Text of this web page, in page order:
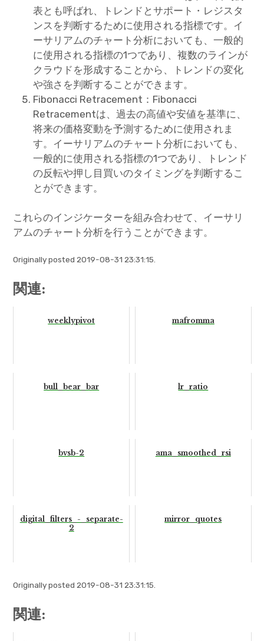
表とも呼ばれ、トレンドとサポート・レジスタ
ンスを判断するために使用される指標です。イ
ーサリアムのチャート分析においても、一般的
に使用される指標の1つであり、複数のラインが
クラウドを形成することから、トレンドの変化
や強さを判断することができます。
Fibonacci Retracement：Fibonacci
Retracementは、過去の高値や安値を基準に、
将来の価格変動を予測するために使用されま
す。イーサリアムのチャート分析においても、
一般的に使用される指標の1つであり、トレンド
の反転や押し目買いのタイミングを判断するこ
とができます。
これらのインジケーターを組み合わせて、イーサリ
アムのチャート分析を行うことができます。
Originally posted 2019-08-31 23:31:15.
関連:
weeklypivot mafromma
bull_bear_bar lr_ratio
bvsb-2 ama_smoothed_rsi
digital_filters_-_separate-
2
mirror_quotes
Originally posted 2019-08-31 23:31:15.
関連: